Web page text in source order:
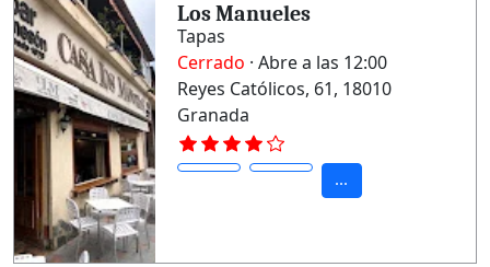
Los Manueles
Tapas
Cerrado · Abre a las 12:00
Reyes Católicos, 61, 18010
Granada
...